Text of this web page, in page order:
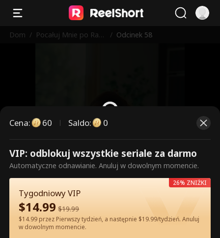
Dom / Pocałuj Mnie po Raz
/ Odcinek 58
To są płatne odcinki. Odblokuj,
aby oglądać.
60
Cena: 60 Saldo: 0
VIP: odblokuj wszystkie seriale za darmo
Automatyczne odnawianie. Anuluj w dowolnym momencie.
Tygodniowy VIP
$14.99 $19.99
$14.99 przez Pierwszy tydzień, a następnie $19.99/tydzień. Anuluj
w dowolnym momencie.
26% ZNIŻKI